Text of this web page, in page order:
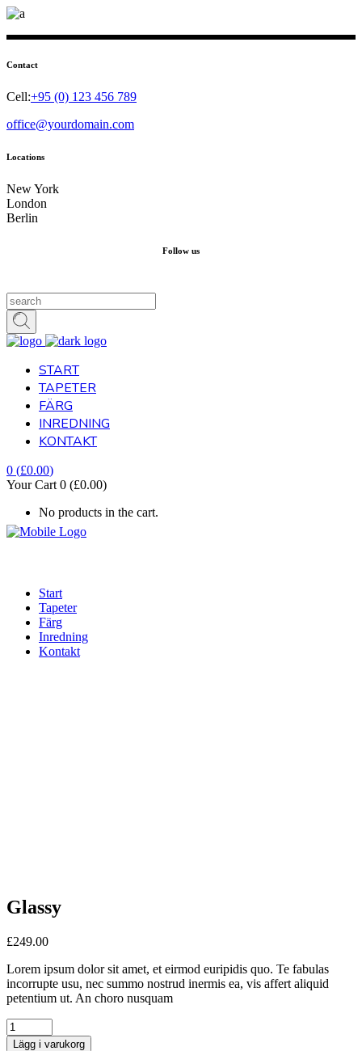
Contact
Cell:+95 (0) 123 456 789
office@yourdomain.com
Locations
New York
London
Berlin
Follow us
START
TAPETER
FÄRG
INREDNING
KONTAKT
0 (£0.00)
Your Cart 0 (£0.00)
No products in the cart.
Start
Tapeter
Färg
Inredning
Kontakt
Glassy
£249.00
Lorem ipsum dolor sit amet, et eirmod euripidis quo. Te fabulas
incorrupte usu, nec summo nostrud inermis ea, vis affert aliquid
petentium ut. An choro nusquam
Quantity
Lägg i varukorg